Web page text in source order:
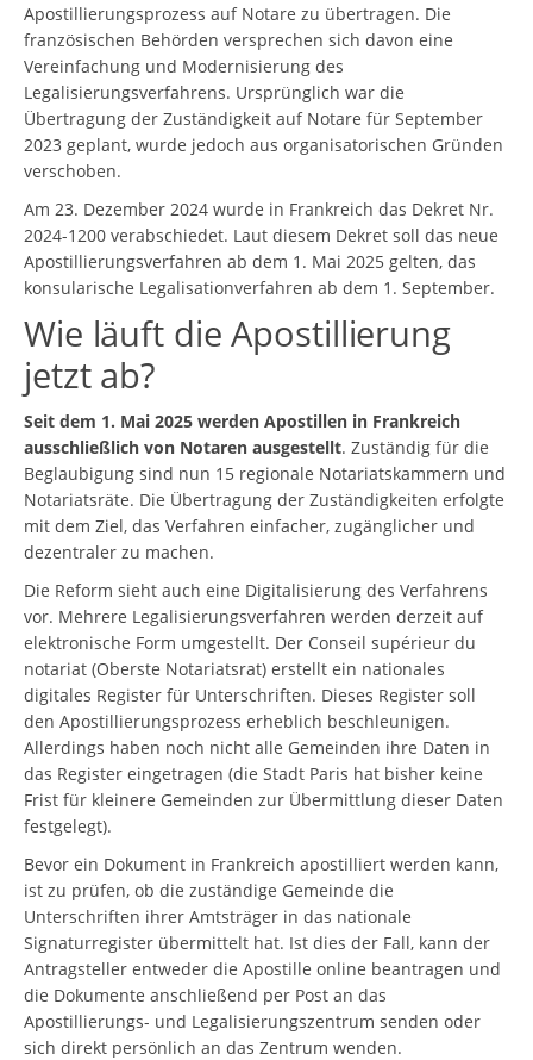
Apostillierungsprozess auf Notare zu übertragen. Die
französischen Behörden versprechen sich davon eine
Vereinfachung und Modernisierung des
Legalisierungsverfahrens. Ursprünglich war die
Übertragung der Zuständigkeit auf Notare für September
2023 geplant, wurde jedoch aus organisatorischen Gründen
verschoben.
Am 23. Dezember 2024 wurde in Frankreich das Dekret Nr.
2024-1200 verabschiedet. Laut diesem Dekret soll das neue
Apostillierungsverfahren ab dem 1. Mai 2025 gelten, das
konsularische Legalisationverfahren ab dem 1. September.
Wie läuft die Apostillierung
jetzt ab?
Seit dem 1. Mai 2025 werden Apostillen in Frankreich
ausschließlich von Notaren ausgestellt. Zuständig für die
Beglaubigung sind nun 15 regionale Notariatskammern und
Notariatsräte. Die Übertragung der Zuständigkeiten erfolgte
mit dem Ziel, das Verfahren einfacher, zugänglicher und
dezentraler zu machen.
Die Reform sieht auch eine Digitalisierung des Verfahrens
vor. Mehrere Legalisierungsverfahren werden derzeit auf
elektronische Form umgestellt. Der Conseil supérieur du
notariat (Oberste Notariatsrat) erstellt ein nationales
digitales Register für Unterschriften. Dieses Register soll
den Apostillierungsprozess erheblich beschleunigen.
Allerdings haben noch nicht alle Gemeinden ihre Daten in
das Register eingetragen (die Stadt Paris hat bisher keine
Frist für kleinere Gemeinden zur Übermittlung dieser Daten
festgelegt).
Bevor ein Dokument in Frankreich apostilliert werden kann,
ist zu prüfen, ob die zuständige Gemeinde die
Unterschriften ihrer Amtsträger in das nationale
Signaturregister übermittelt hat. Ist dies der Fall, kann der
Antragsteller entweder die Apostille online beantragen und
die Dokumente anschließend per Post an das
Apostillierungs- und Legalisierungszentrum senden oder
sich direkt persönlich an das Zentrum wenden.